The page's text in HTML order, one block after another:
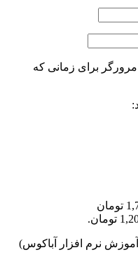
برای زمانی که
قیمت اصلی: 1,700,000 تومان
نرم افزار آباکوس)